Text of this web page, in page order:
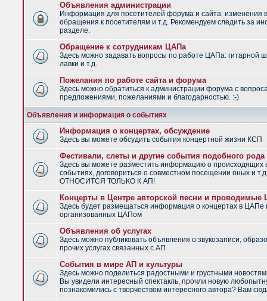
Объявления администрации
Информация для посетителей форума и сайта: изменения
обращения к посетителям и т.д. Рекомендуем следить за
разделе.
Обращение к сотрудникам ЦАПа
Здесь можно задавать вопросы по работе ЦАПа: гитарной
лавки и т.д.
Пожелания по работе сайта и форума
Здесь можно обратиться к администрации форума с
предложениями, пожеланиями и благодарностью. :-)
Объявления и информация о событиях
Информация о концертах, обсуждение
Здесь вы можете обсудить события концертной жизни КСП
Фестивали, слеты и другие события подобного рода
Здесь вы можете разместить информацию о
событиях, договориться о совместном посещении оных и
ОТНОСИТСЯ ТОЛЬКО К АП!
Концерты в Центре авторской песни и
Здесь будет размещаться информация о концертах в ЦАПе
организованных ЦАПом
Объявления об услугах
Здесь можно публиковать объявления о звукозаписи,
прочих услугах связанных с АП
События в мире АП и культуры
Здесь можно поделиться радостными и грустными
Вы увидели интересный спектакль, прочли новую
познакомились с творчеством интересного автора? Вам